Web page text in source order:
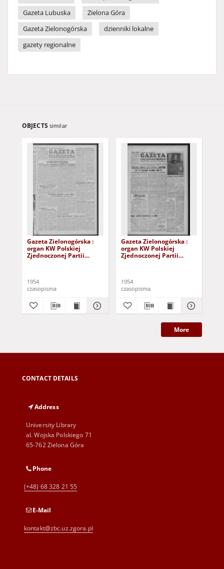
Gazeta Lubuska
Zielona Góra
Gazeta Zielonogórska
dzienniki lokalne
gazety regionalne
OBJECTS similar
Gazeta Zielonogórska :
organ KW Polskiej
Zjednoczonej Partii
1954
czasopisma
Gazeta Zielonogórska :
organ KW Polskiej
Zjednoczonej Partii
1954
czasopisma
More
CONTACT DETAILS
Address
University Library
al. Wojska Polskiego 71
65-762 Zielona Góra
Phone
(+48) 68 328 21 55
E-Mail
kontakt@zbc.uz.zgora.pl